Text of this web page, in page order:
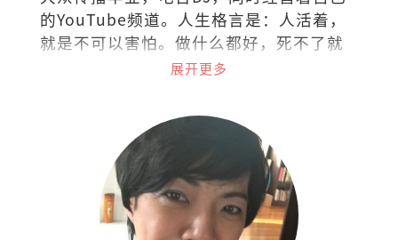
的YouTube频道。人生格言是：人活着，
就是不可以害怕。做什么都好，死不了就
展开更多